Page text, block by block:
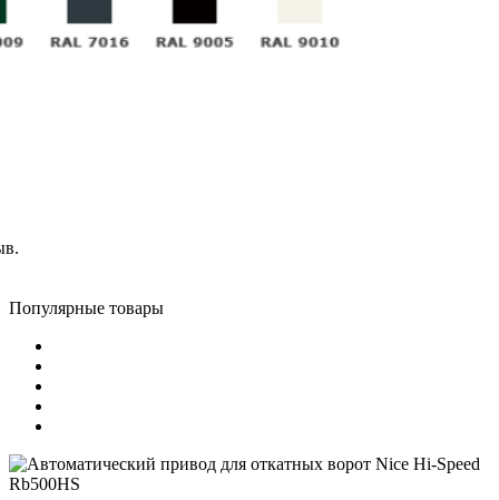
Популярные товары